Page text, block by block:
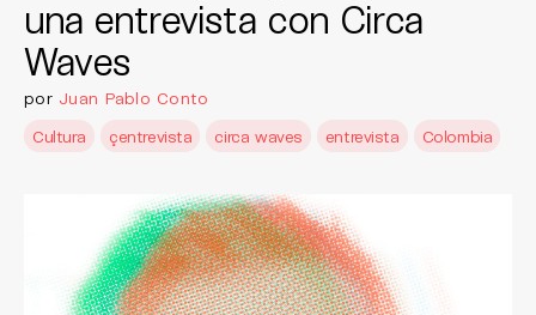
una entrevista con Circa
Waves
por Juan Pablo Conto
Cultura
çentrevista circa waves entrevista Colombia